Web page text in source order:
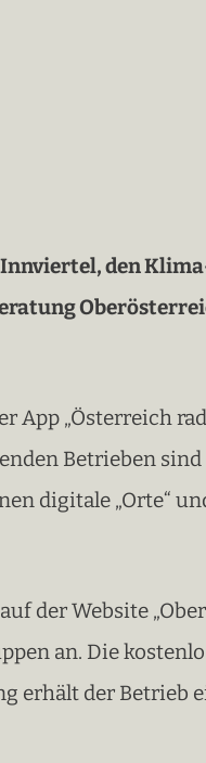
den
„Österreich
Betrieben sind
digitale „Orte“
der Website
an. Die
der Betrieb